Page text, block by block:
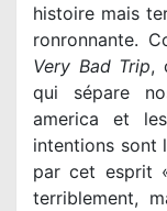
histoire mais
ronronnante.
Very Bad Trip,
qui sépare
america et
intentions sont
par cet esprit
terriblement,